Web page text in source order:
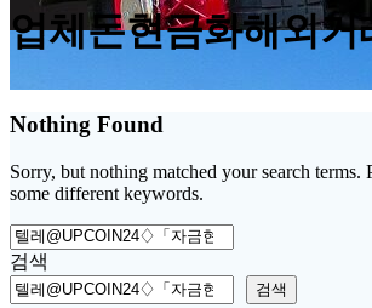
업체돈현금화해외거
Nothing Found
Sorry, but nothing matched your search terms.
some different keywords.
Search
for:
검색
검색